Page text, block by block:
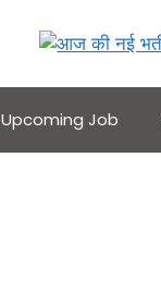
Job